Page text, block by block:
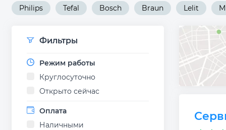
Philips Tefal Bosch Braun Lelit
Фильтры
Режим работы
Круглосуточно
Открыто сейчас
Оплата
Наличными